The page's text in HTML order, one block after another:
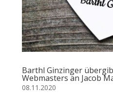
Barthl Ginzinger
Webmasters an Jacob
08.11.2020